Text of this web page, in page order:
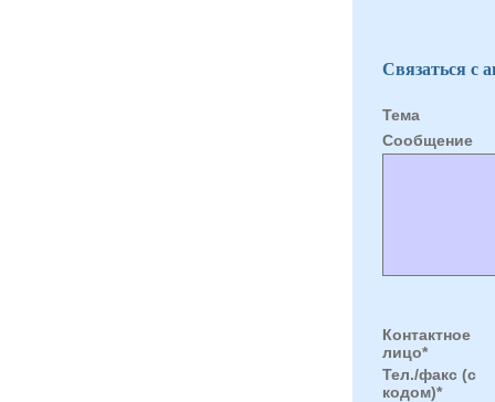
Связаться с
Тема
Cообщение
Контактное
лицо*
Тел./факс (с
кодом)*